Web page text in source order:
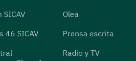
SICAV
46 SICAV
Olea
Prensa escrita
Radio y TV